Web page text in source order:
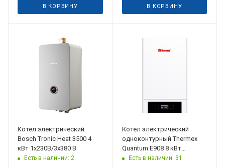
В КОРЗИНУ В КОРЗИНУ
Котел электрический
Bosch Tronic Heat 3500 4
кВт 1x230В/3х380 В
Есть в наличии: 2
Котел электрический
одноконтурный Thermex
Quantum E908 8 кВт
(230/380 В)
Есть в наличии: 31